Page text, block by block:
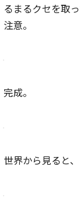
るまるクセを取
注意。
完成。
世界から見ると